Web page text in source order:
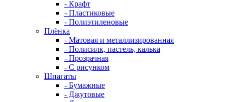
- Крафт
- Пластиковые
- Полиэтиленовые
Плёнка
- Матовая и металлизированная
- Полисилк, пастель, калька
- Прозрачная
- С рисунком
Шпагаты
- Бумажные
- Джутовые